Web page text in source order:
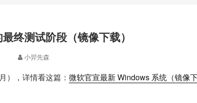
终测试阶段（镜像下载）
小羿先森
），详情看这篇： 微软官宣最新 Windows 系统（镜像